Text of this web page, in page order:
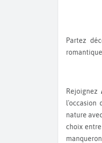
Partez découvrir les trésors d'Amsterdam : le Voldel Park, le Rijks Museum, les canaux à l'ambiance
Rejoignez
l'occasion
nature
choix